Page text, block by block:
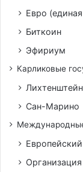
Евро
Биткоин
Эфириум
Карликовые
Лихтенштейн
Сан-Марино